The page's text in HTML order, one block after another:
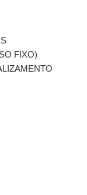
FIXO)